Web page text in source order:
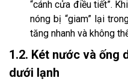
“cánh cửa điều tiết”.
nóng bị “giam” lại
tăng nhanh và không
1.2. Két nước và ống
dưới lạnh